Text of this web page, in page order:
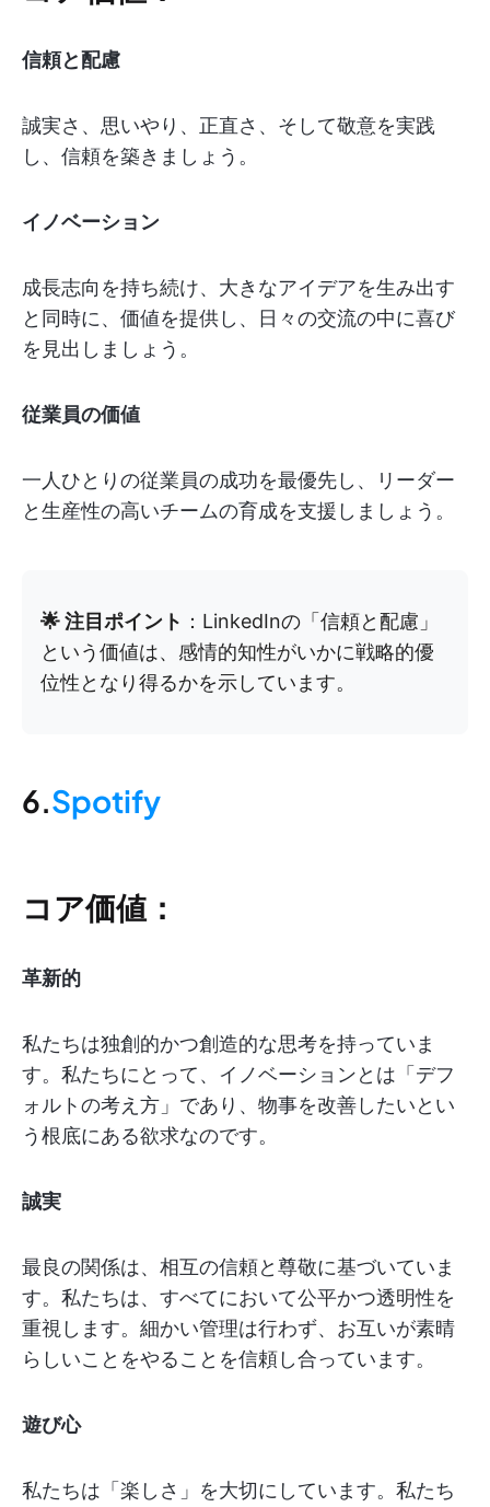
信頼と配慮
誠実さ、思いやり、正直さ、そして敬意を実践
し、信頼を築きましょう。
イノベーション
成長志向を持ち続け、大きなアイデアを生み出す
と同時に、価値を提供し、日々の交流の中に喜び
を見出しましょう。
従業員の価値
一人ひとりの従業員の成功を最優先し、リーダー
と生産性の高いチームの育成を支援しましょう。
🌟 注目ポイント ：LinkedInの「信頼と配慮」
という価値は、感情的知性がいかに戦略的優
位性となり得るかを示しています。
6.Spotify
コア価値：
革新的
私たちは独創的かつ創造的な思考を持っていま
す。私たちにとって、イノベーションとは「デフ
ォルトの考え方」であり、物事を改善したいとい
う根底にある欲求なのです。
誠実
最良の関係は、相互の信頼と尊敬に基づいていま
す。私たちは、すべてにおいて公平かつ透明性を
重視します。細かい管理は行わず、お互いが素晴
らしいことをやることを信頼し合っています。
遊び心
私たちは「楽しさ」を大切にしています。私たち